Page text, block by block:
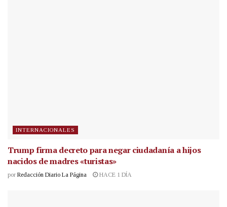
INTERNACIONALES
Trump firma decreto para negar ciudadanía a hijos
nacidos de madres «turistas»
por Redacción Diario La Página HACE 1 DÍA